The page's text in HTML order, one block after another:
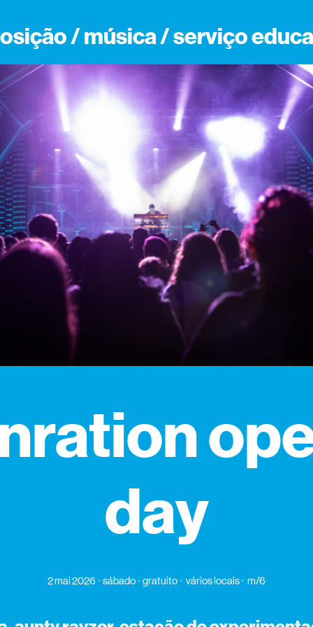
/ música / serviço
day
2 mai 2026 sábado gratuito vários locais m/6